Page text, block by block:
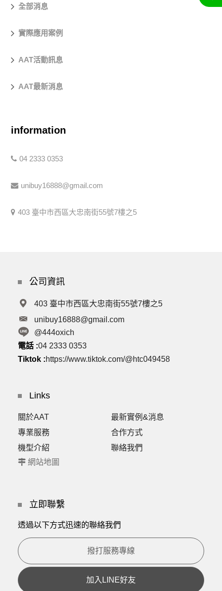
全部消息
實際應用案例
AAT活動訊息
AAT最新消息
information
04 2333 0353
unibuy16888@gmail.com
403 臺中市西區大忠南街55號7樓之5
公司資訊
403 臺中市西區大忠南街55號7樓之5
unibuy16888@gmail.com
@444oxich
電話 :04 2333 0353
Tiktok :https://www.tiktok.com/@htc049458
Links
關於AAT
最新實例&消息
專業服務
合作方式
機型介紹
聯絡我們
網站地圖
立即聯繫
透過以下方式迅速的聯絡我們
撥打服務專線
加入LINE好友